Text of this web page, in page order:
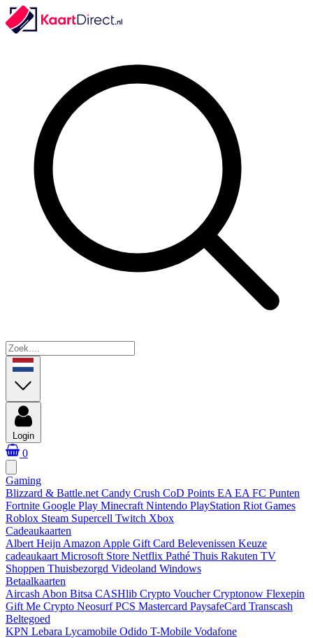
Login
0
Gaming
Blizzard & Battle.net Candy Crush CoD Points EA EA FC Punten
Fortnite Google Play Minecraft Nintendo PlayStation Riot Games
Roblox Steam Supercell Twitch Xbox
Cadeaukaarten
Albert Heijn Amazon Apple Gift Card Belevenissen Keuze
cadeaukaart Microsoft Store Netflix Pathé Thuis Rakuten TV
Shoppen Thuisbezorgd Videoland Windows
Betaalkaarten
Aircash Abon Bitsa CASHlib Crypto VoucherCryptonow Flexepin
Gift Me Crypto NeosurfPCS Mastercard PaysafeCard Transcash
Beltegoed
KPN Lebara Lycamobile Odido T-Mobile Vodafone